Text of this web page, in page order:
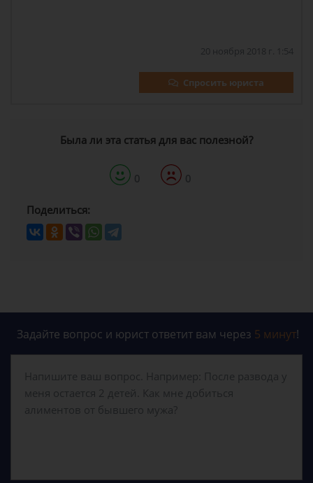
20 ноября 2018 г. 1:54
Спросить юриста
Была ли эта статья для вас полезной?
0 0
Поделиться:
Задайте вопрос и юрист ответит вам через 5 минут!